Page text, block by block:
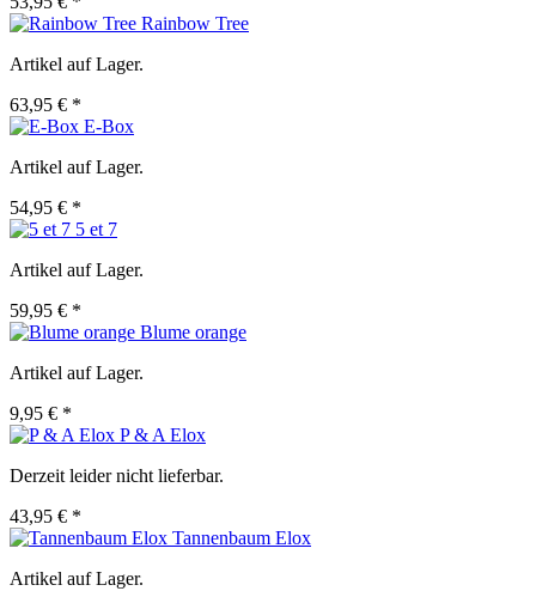
Rainbow Tree
Artikel auf Lager.
63,95 € *
E-Box
Artikel auf Lager.
54,95 € *
5 et 7
Artikel auf Lager.
59,95 € *
Blume orange
Artikel auf Lager.
9,95 € *
P & A Elox
Derzeit leider nicht lieferbar.
43,95 € *
Tannenbaum Elox
Artikel auf Lager.